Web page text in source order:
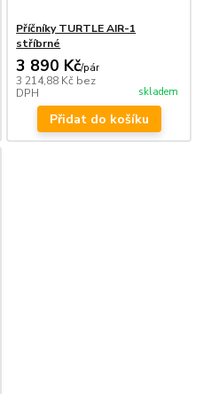
Příčníky TURTLE AIR-1
stříbrné
3 890 Kč/pár
3 214,88 Kč bez
DPH
skladem
Přidat do košíku